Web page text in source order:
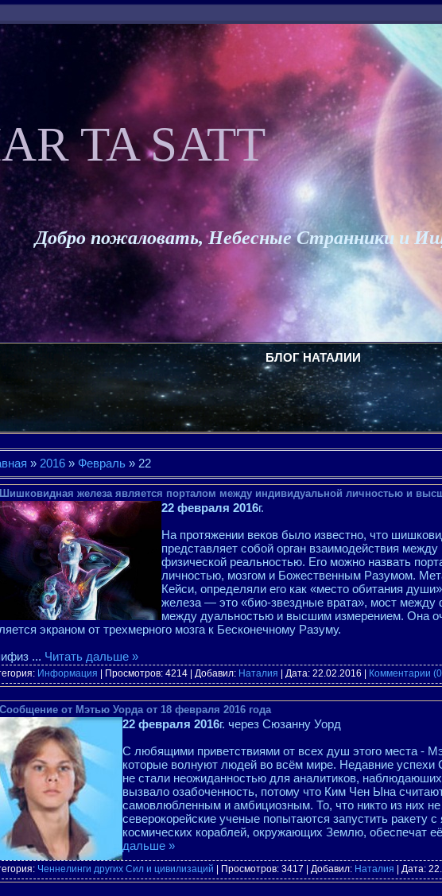
TA SATT
Добро пожаловать, Небесные Странники и
БЛОГ НАТАЛИИ
» 2016 » Февраль » 22
Шишковидная железа является порталом между индивидуальной личностью и
22 февраля 2016г.
На протяжении веков было известно, что
представляет собой орган взаимодействия
физической реальностью. Его можно назвать
личностью, мозгом и Божественным Разумом.
Кейси, определяли его как «место обитания
железа — это «био-звездные врата», мост между
между дуальностью и высшим измерением. Она
экраном от трехмерного мозга к Бесконечному Разуму.
... Читать дальше »
Информация | Просмотров: 4214 | Добавил: Наталия | Дата: 22.02.2016 Комментарии
Сообщение от Мэтью Уорда от 18 февраля 2016 года
22 февраля 2016г. через Сюзанну Уорд
С любящими приветствиями от всех душ этого места -
которые волнуют людей во всём мире. Недавние успехи
не стали неожиданностью для аналитиков,
вызвало озабоченность, потому что Ким Чен Ына
самовлюбленным и амбициозным. То, что никто из них не
северокорейские ученые попытаются запустить ракету
космических кораблей, окружающих Землю, обеспечат
дальше »
Ченнелинги других Сил и цивилизаций | Просмотров: 3417 | Добавил: Наталия | Дата: